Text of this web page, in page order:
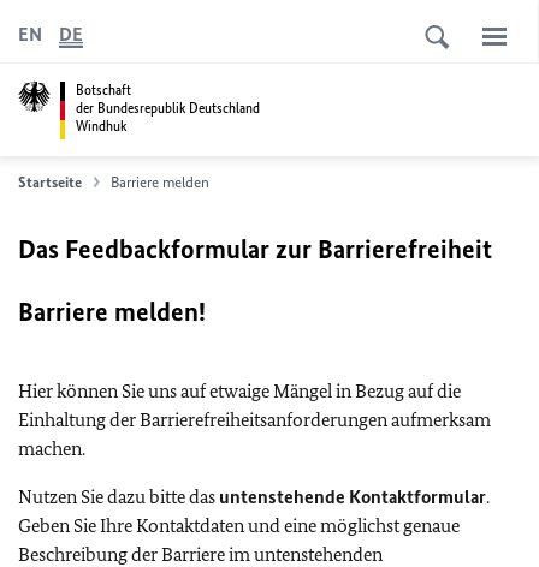
Botschaft
der Bundesrepublik Deutschland
Windhuk
EN DE
Startseite Barriere melden
Das Feedbackformular zur Barrierefreiheit
Barriere melden!
Hier können Sie uns auf etwaige Mängel in Bezug auf die
Einhaltung der Barrierefreiheitsanforderungen aufmerksam
machen.
Nutzen Sie dazu bitte das untenstehende Kontaktformular.
Geben Sie Ihre Kontaktdaten und eine möglichst genaue
Beschreibung der Barriere im untenstehenden